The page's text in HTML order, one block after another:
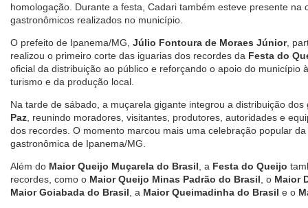
homologação. Durante a festa, Cadari também esteve presente na
gastronômicos realizados no município.
O prefeito de Ipanema/MG, Júlio Fontoura de Moraes Júnior,
realizou o primeiro corte das iguarias dos recordes da Festa do
oficial da distribuição ao público e reforçando o apoio do município
turismo e da produção local.
Na tarde de sábado, a muçarela gigante integrou a distribuição
Paz , reunindo moradores, visitantes, produtores, autoridades e
dos recordes. O momento marcou mais uma celebração popular
gastronômica de Ipanema/MG.
Além do Maior Queijo Muçarela do Brasil , a Festa do Queijo
recordes, como o Maior Queijo Minas Padrão do Brasil , o Maior
Maior Goiabada do Brasil , a Maior Queimadinha do Brasil e o